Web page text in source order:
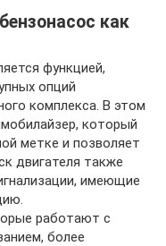
как
функцией,
опций
комплекса. В этом
который
метке и позволяет
двигателя также
имеющие
работают с
более